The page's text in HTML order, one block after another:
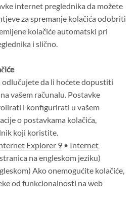
internet preglednika da možete
za spremanje kolačića odobriti
kolačiće automatski pri
i slično.
odlučujete da li hoćete dopustiti
vašem računalu. Postavke
i konfigurirati u vašem
o postavkama kolačića,
koji koristite.
Explorer 9 • Internet
na engleskom jeziku)
Ako onemogućite kolačiće,
od funkcionalnosti na web